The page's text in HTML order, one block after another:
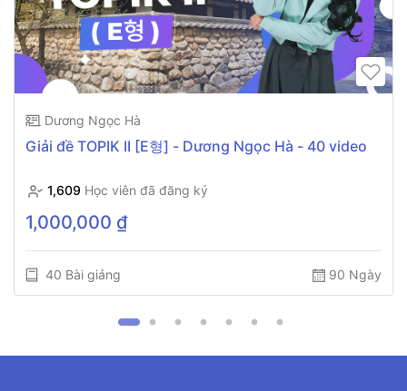
Dương Ngọc Hà
Giải đề TOPIK II [E형] - Dương Ngọc Hà - 40 video
1,609 Học viên đã đăng ký
1,000,000 ₫
40 Bài giảng 90 Ngày